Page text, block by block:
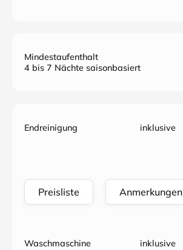
Mindestaufenthalt
4 bis 7 Nächte saisonbasiert
Endreinigung inklusive
Preisliste Anmerkungen
Waschmaschine
inklusive